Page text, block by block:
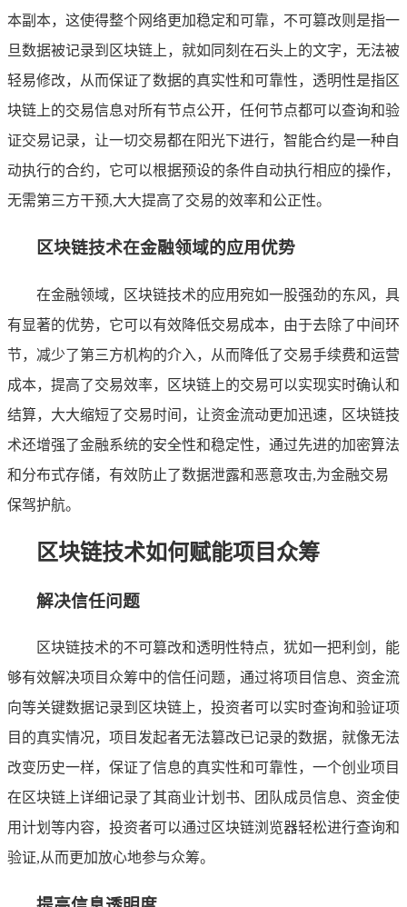
本副本，这使得整个网络更加稳定和可靠，不可篡改则是指一
旦数据被记录到区块链上，就如同刻在石头上的文字，无法被
轻易修改，从而保证了数据的真实性和可靠性，透明性是指区
块链上的交易信息对所有节点公开，任何节点都可以查询和验
证交易记录，让一切交易都在阳光下进行，智能合约是一种自
动执行的合约，它可以根据预设的条件自动执行相应的操作，
无需第三方干预,大大提高了交易的效率和公正性。
区块链技术在金融领域的应用优势
在金融领域，区块链技术的应用宛如一股强劲的东风，具
有显著的优势，它可以有效降低交易成本，由于去除了中间环
节，减少了第三方机构的介入，从而降低了交易手续费和运营
成本，提高了交易效率，区块链上的交易可以实现实时确认和
结算，大大缩短了交易时间，让资金流动更加迅速，区块链技
术还增强了金融系统的安全性和稳定性，通过先进的加密算法
和分布式存储，有效防止了数据泄露和恶意攻击,为金融交易
保驾护航。
区块链技术如何赋能项目众筹
解决信任问题
区块链技术的不可篡改和透明性特点，犹如一把利剑，能
够有效解决项目众筹中的信任问题，通过将项目信息、资金流
向等关键数据记录到区块链上，投资者可以实时查询和验证项
目的真实情况，项目发起者无法篡改已记录的数据，就像无法
改变历史一样，保证了信息的真实性和可靠性，一个创业项目
在区块链上详细记录了其商业计划书、团队成员信息、资金使
用计划等内容，投资者可以通过区块链浏览器轻松进行查询和
验证,从而更加放心地参与众筹。